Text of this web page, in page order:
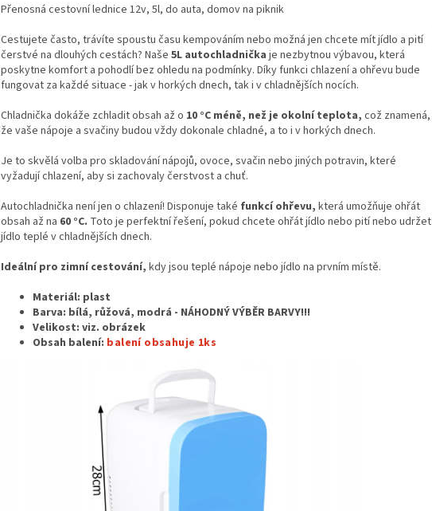
Přenosná cestovní lednice 12v, 5l, do auta, domov na piknik
Cestujete často, trávíte spoustu času kempováním nebo možná jen chcete mít jídlo a pití
čerstvé na dlouhých cestách? Naše 5L autochladnička je nezbytnou výbavou, která
poskytne komfort a pohodlí bez ohledu na podmínky. Díky funkci chlazení a ohřevu bude
fungovat za každé situace - jak v horkých dnech, tak i v chladnějších nocích.
Chladnička dokáže zchladit obsah až o 10 °C méně, než je okolní teplota, což znamená,
že vaše nápoje a svačiny budou vždy dokonale chladné, a to i v horkých dnech.
Je to skvělá volba pro skladování nápojů, ovoce, svačin nebo jiných potravin, které
vyžadují chlazení, aby si zachovaly čerstvost a chuť.
Autochladnička není jen o chlazení! Disponuje také funkcí ohřevu, která umožňuje ohřát
obsah až na 60 °C. Toto je perfektní řešení, pokud chcete ohřát jídlo nebo pití nebo udržet
jídlo teplé v chladnějších dnech.
Ideální pro zimní cestování, kdy jsou teplé nápoje nebo jídlo na prvním místě.
Materiál: plast
Barva: bílá, růžová, modrá - NÁHODNÝ VÝBĚR BARVY!!!
Velikost: viz. obrázek
Obsah balení: balení obsahuje 1ks